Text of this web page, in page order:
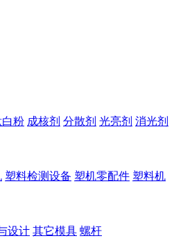
白粉 成核剂 分散剂 光亮剂 消光剂
塑料检测设备 塑机零配件 塑料机
设计 其它模具 螺杆